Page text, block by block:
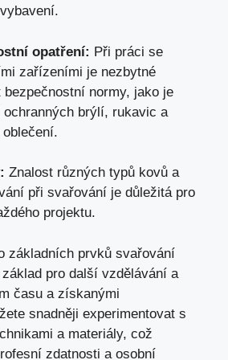
opatření: ⁣Při práci se‍
zařízeními je ⁣nezbytné
bezpečnostní‌ normy, jako​ je
⁢ochranných brýlí, ⁤rukavic a‍
oblečení.
Znalost různých typů ⁣kovů a
při svařování je ‍důležitá pro
projektu.
⁤základních prvků svařování
pro‌ další vzdělávání a‌
⁣času a získanými
⁢snadněji experimentovat ⁤s⁤
​a ⁤materiály, což
zdatnosti ⁢a ⁤osobní